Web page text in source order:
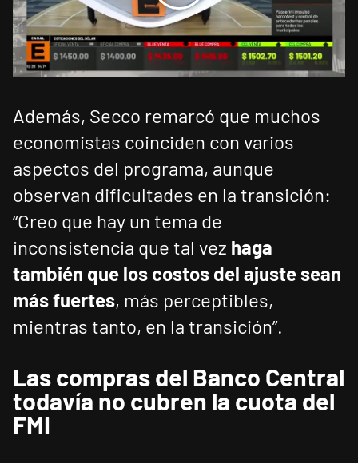
Además, Secco remarcó que muchos
economistas coinciden con varios
aspectos del programa, aunque
observan dificultades en la transición:
“Creo que hay un tema de
inconsistencia que tal vez haga
también que los costos del ajuste sean
más fuertes, más perceptibles,
mientras tanto, en la transición”.
Las compras del Banco Central
todavía no cubren la cuota del
FMI